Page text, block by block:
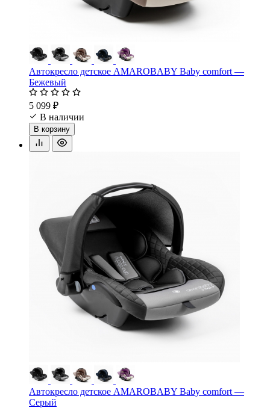
Автокресло детское AMAROBABY Baby comfort —
Бежевый
5 099 ₽
В наличии
В корзину
Автокресло детское AMAROBABY Baby comfort —
Серый